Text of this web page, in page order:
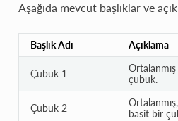
Aşağıda mevcut başlıklar ve
Başlık Adı Açıklama
Çubuk 1
çubuk.
Çubuk 2
basit bir